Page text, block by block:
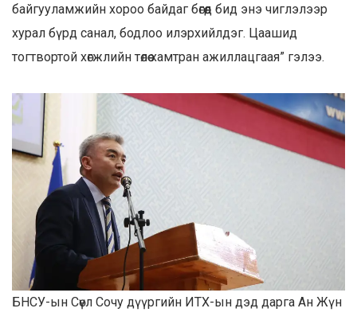
байгууламжийн хороо байдаг бөгөөд бид энэ чиглэлээр
хурал бүрд санал, бодлоо илэрхийлдэг. Цаашид
тогтвортой хөгжлийн төлөө хамтран ажиллацгаая” гэлээ.
БНСУ-ын Сөүл Сочу дүүргийн ИТХ-ын дэд дарга Ан Жүн